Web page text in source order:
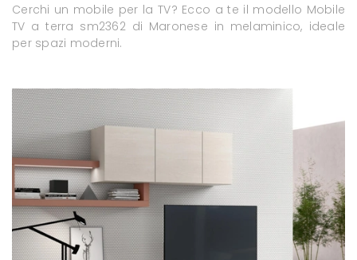
Cerchi un mobile per la TV? Ecco a te il modello Mobile
TV a terra sm2362 di Maronese in melaminico, ideale
per spazi moderni.